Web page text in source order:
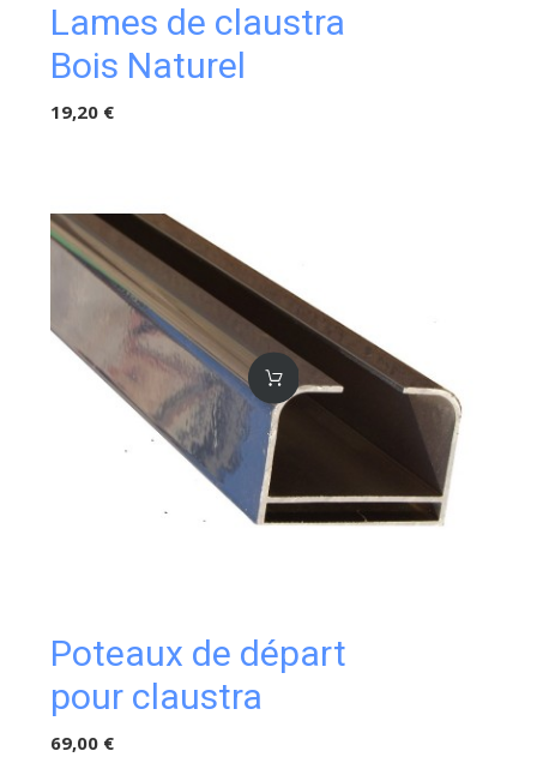
Lames de claustra
Bois Naturel
19,20 €
Poteaux de départ
pour claustra
69,00 €